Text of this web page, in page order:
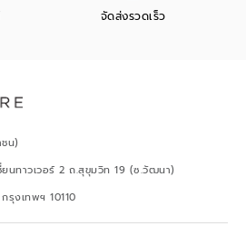
จัดส่งรวดเร็ว
น)
นทาวเวอร์ 2 ถ.สุขุมวิท 19 (ซ.วัฒนา)
รุงเทพฯ 10110